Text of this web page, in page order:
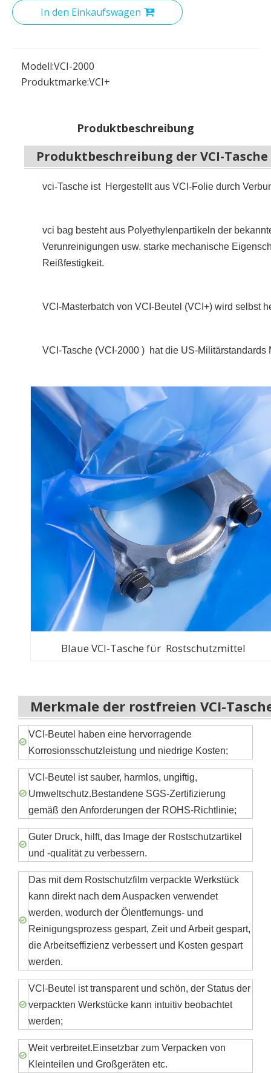
In den Einkaufswagen
Modell:VCI-2000
Produktmarke:VCI+
Produktbeschreibung
Produktbeschreibung der VCI-Tasche
vci-Tasche ist Hergestellt aus VCI-Folie durch
vci bag besteht aus Polyethylenpartikeln der
Verunreinigungen usw. starke mechanische
Reißfestigkeit.
VCI-Masterbatch von VCI-Beutel (VCI+) wird selbst
VCI-Tasche (VCI-2000 ) hat die US-Militärstandards
Blaue VCI-Tasche für Rostschutzmittel
Merkmale der rostfreien VCI-
VCI-Beutel haben eine hervorragende
Korrosionsschutzleistung und niedrige Kosten;
VCI-Beutel ist sauber, harmlos, ungiftig,
Umweltschutz.Bestandene SGS-Zertifizierung
gemäß den Anforderungen der ROHS-Richtlinie;
Guter Druck, hilft, das Image der Rostschutzartikel
und -qualität zu verbessern.
Das mit dem Rostschutzfilm verpackte Werkstück
kann direkt nach dem Auspacken verwendet
werden, wodurch der Ölentfernungs- und
Reinigungsprozess gespart, Zeit und Arbeit gespart,
die Arbeitseffizienz verbessert und Kosten gespart
werden.
VCI-Beutel ist transparent und schön, der Status der
verpackten Werkstücke kann intuitiv beobachtet
werden;
Weit verbreitet.Einsetzbar zum Verpacken von
Kleinteilen und Großgeräten etc.